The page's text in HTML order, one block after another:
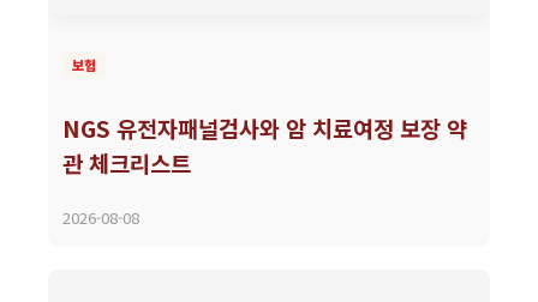
보험
NGS 유전자패널검사와 암 치료여정 보장 약
관 체크리스트
2026-08-08